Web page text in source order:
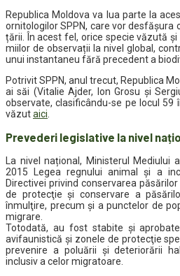
Republica Moldova va lua parte la
ornitologilor SPPN, care vor desfășura
țării. În acest fel, orice specie văzută
miilor de observații la nivel global,
unui instantaneu fără precedent a
Potrivit SPPN, anul trecut, Republica
ai săi (Vitalie Ajder, Ion Grosu și
observate, clasificându-se pe locul 59
văzutaici
Prevederi legislative la nivel
La nivel național, Ministerul Mediului
2015 Legea regnului animal și a
Directivei privind conservarea
de protecţie şi conservare a
înmulţire, precum şi a punctelor de
migrare.
Totodată, au fost stabite și
avifaunistică şi zonele de protecţie
prevenire a poluării şi deteriorării
inclusiv a celor migratoare.